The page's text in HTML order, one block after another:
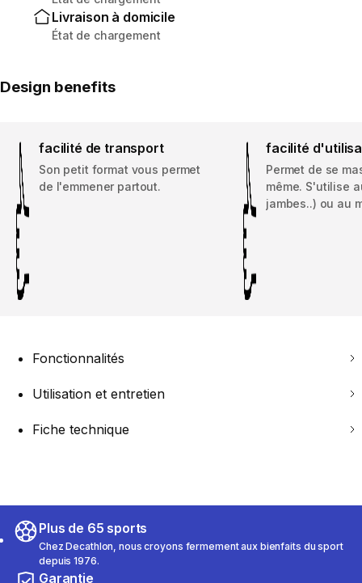
Livraison à domicile
État de chargement
Design benefits
facilité de transport
Son petit format vous permet
de l'emmener partout.
facilité
Permet de se
même. S'utilise
jambes..) ou au
Fonctionnalités
Utilisation et entretien
Fiche technique
Plus de 65 sports
Chez Decathlon, nous croyons fermement aux bienfaits du sport
depuis 1976.
Garantie